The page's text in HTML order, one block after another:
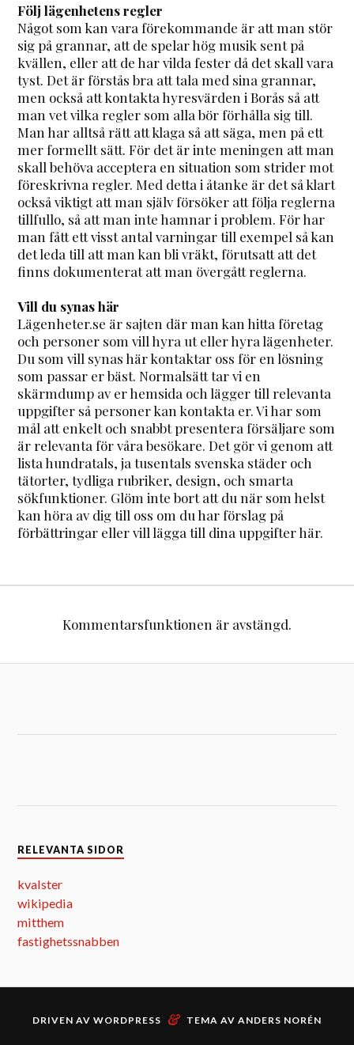
Följ lägenhetens regler
Något som kan vara förekommande är att man stör
sig på grannar, att de spelar hög musik sent på
kvällen, eller att de har vilda fester då det skall vara
tyst. Det är förstås bra att tala med sina grannar,
men också att kontakta hyresvärden i Borås så att
man vet vilka regler som alla bör förhålla sig till.
Man har alltså rätt att klaga så att säga, men på ett
mer formellt sätt. För det är inte meningen att man
skall behöva acceptera en situation som strider mot
föreskrivna regler. Med detta i åtanke är det så klart
också viktigt att man själv försöker att följa reglerna
tillfullo, så att man inte hamnar i problem. För har
man fått ett visst antal varningar till exempel så kan
det leda till att man kan bli vräkt, förutsatt att det
finns dokumenterat att man övergått reglerna.
Vill du synas här
Lägenheter.se är sajten där man kan hitta företag
och personer som vill hyra ut eller hyra lägenheter.
Du som vill synas här kontaktar oss för en lösning
som passar er bäst. Normalsätt tar vi en
skärmdump av er hemsida och lägger till relevanta
uppgifter så personer kan kontakta er. Vi har som
mål att enkelt och snabbt presentera försäljare som
är relevanta för våra besökare. Det gör vi genom att
lista hundratals, ja tusentals svenska städer och
tätorter, tydliga rubriker, design, och smarta
sökfunktioner. Glöm inte bort att du när som helst
kan höra av dig till oss om du har förslag på
förbättringar eller vill lägga till dina uppgifter här.
Kommentarsfunktionen är avstängd.
RELEVANTA SIDOR
kvalster
wikipedia
mitthem
fastighetssnabben
DRIVEN AV WORDPRESS & TEMA AV ANDERS NORÉN